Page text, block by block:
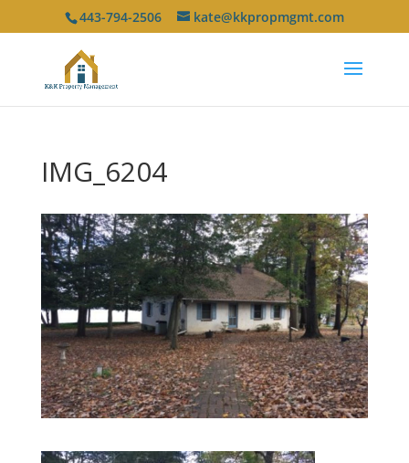
443-794-2506 kate@kkpropmgmt.com
IMG_6204